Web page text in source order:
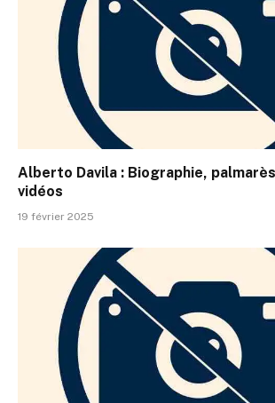
Alberto Davila : Biographie,
vidéos
19 février 2025